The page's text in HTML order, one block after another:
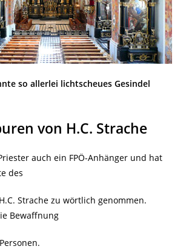
so allerlei lichtscheues Gesindel
uren von H.C. Strache
auch ein FPÖ-Anhänger und hat
des
Strache zu wörtlich genommen.
Bewaffnung